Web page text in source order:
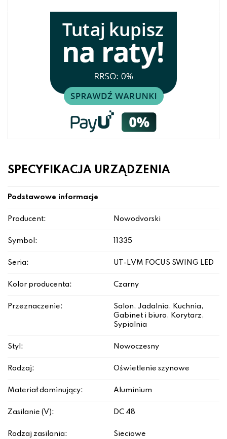
SPECYFIKACJA URZĄDZENIA
Podstawowe informacje
Producent: Nowodvorski
Symbol: 11335
Seria: UT-LVM FOCUS SWING LED
Kolor producenta: Czarny
Przeznaczenie:
Salon, Jadalnia, Kuchnia,
Gabinet i biuro, Korytarz,
Sypialnia
Styl: Nowoczesny
Rodzaj: Oświetlenie szynowe
Materiał dominujący: Aluminium
Zasilanie (V): DC 48
Rodzaj zasilania: Sieciowe